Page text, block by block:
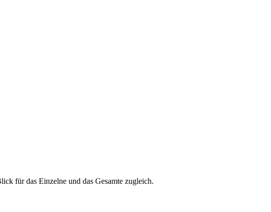
für das Einzelne und das Gesamte zugleich.